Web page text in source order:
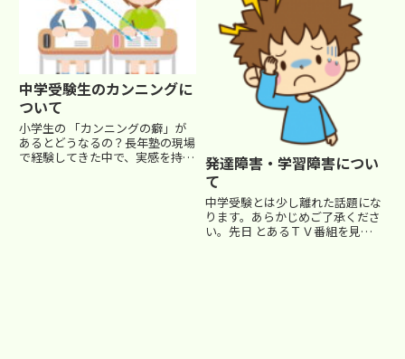
す。それゆえ、周囲の大人たちが
なだめたり、励ましたり、時には
叱...
てくれない… こんなこと...
中学受験生のカンニングに
ついて
小学生の 「カンニングの癖」が
あるとどうなるの？長年塾の現場
で経験してきた中で、実感を持っ
発達障害・学習障害につい
て
中学受験とは少し離れた話題にな
ります。あらかじめご了承くださ
い。先日 とあるＴＶ番組を見て